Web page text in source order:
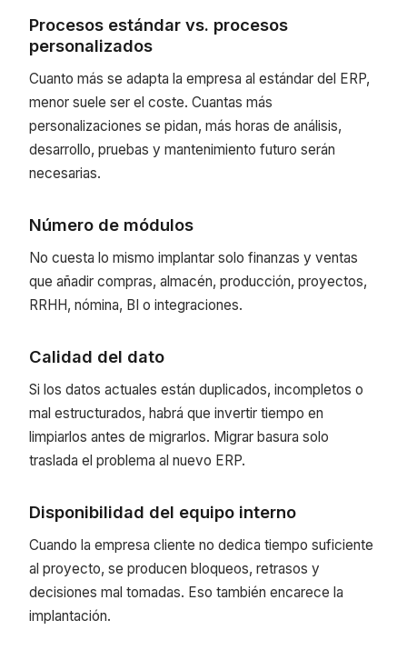
Procesos estándar vs. procesos
personalizados
Cuanto más se adapta la empresa al estándar del ERP,
menor suele ser el coste. Cuantas más
personalizaciones se pidan, más horas de análisis,
desarrollo, pruebas y mantenimiento futuro serán
necesarias.
Número de módulos
No cuesta lo mismo implantar solo finanzas y ventas
que añadir compras, almacén, producción, proyectos,
RRHH, nómina, BI o integraciones.
Calidad del dato
Si los datos actuales están duplicados, incompletos o
mal estructurados, habrá que invertir tiempo en
limpiarlos antes de migrarlos. Migrar basura solo
traslada el problema al nuevo ERP.
Disponibilidad del equipo interno
Cuando la empresa cliente no dedica tiempo suficiente
al proyecto, se producen bloqueos, retrasos y
decisiones mal tomadas. Eso también encarece la
implantación.